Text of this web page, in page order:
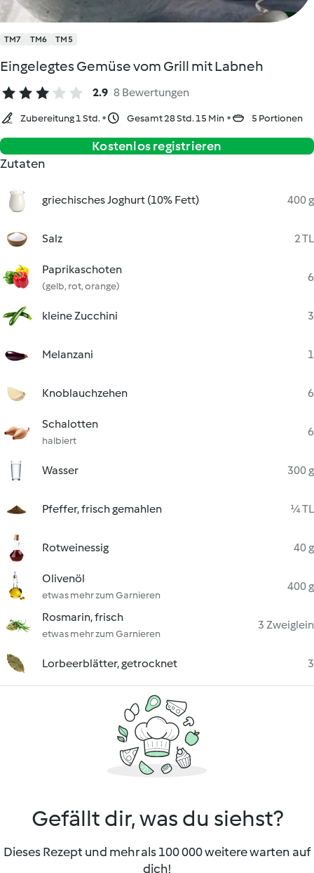
TM7 TM6 TM5
Eingelegtes Gemüse vom Grill mit Labneh
2.9 8 Bewertungen
Zubereitung 1 Std. Gesamt 28 Std. 15 Min 5 Portionen
Kostenlos registrieren
Zutaten
griechisches Joghurt (10% Fett) 400 g
Salz 2 TL
Paprikaschoten
(gelb, rot, orange)
6
kleine Zucchini 3
Melanzani 1
Knoblauchzehen 6
Schalotten
halbiert
6
Wasser 300 g
Pfeffer, frisch gemahlen ¼ TL
Rotweinessig 40 g
Olivenöl
etwas mehr zum Garnieren
400 g
Rosmarin, frisch
etwas mehr zum Garnieren
3 Zweiglein
Lorbeerblätter, getrocknet 3
Gefällt dir, was du siehst?
Dieses Rezept und mehr als 100 000 weitere warten auf
dich!